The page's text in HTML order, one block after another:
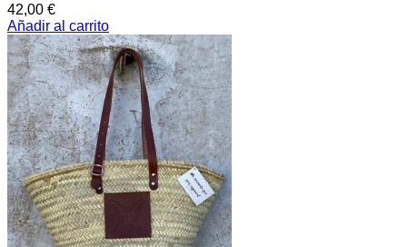
42,00 €
Añadir al carrito